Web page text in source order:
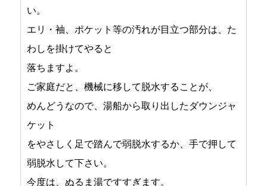
い。
エリ・袖、ポケット等の汚れが目立つ部分は、た
わしを掛けてやると
落ちますよ。
ご家庭だと、機械に移して脱水することが、
めんどうなので、湯船から取り出したダウンジャ
ケット
をやさしく足で踏んで弱脱水するか、手で押して
弱脱水して下さい。
今度は、ぬるま湯ですすぎます。